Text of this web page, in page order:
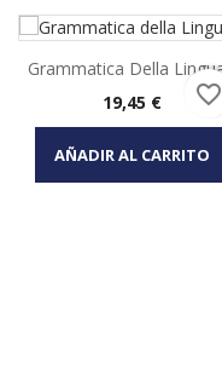
Grammatica Della
Precio
19,45 €
AÑADIR AL CARRITO
favorite_border